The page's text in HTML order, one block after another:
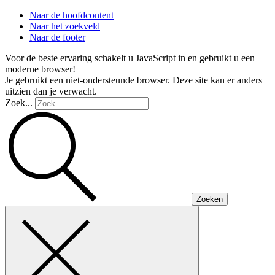
Naar de hoofdcontent
Naar het zoekveld
Naar de footer
Voor de beste ervaring schakelt u JavaScript in en gebruikt u een
moderne browser!
Je gebruikt een niet-ondersteunde browser. Deze site kan er anders
uitzien dan je verwacht.
Zoek...